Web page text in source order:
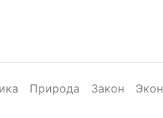
Природа Закон